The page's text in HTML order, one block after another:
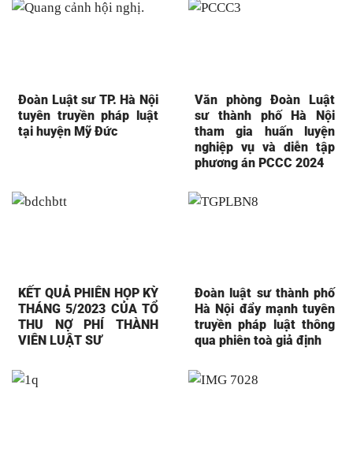
Đoàn Luật sư TP. Hà Nội
tuyên truyền pháp luật
tại huyện Mỹ Đức
Văn phòng Đoàn Luật
sư thành phố Hà Nội
tham gia huấn luyện
nghiệp vụ và diễn tập
phương án PCCC 2024
KẾT QUẢ PHIÊN HỌP KỲ
THÁNG 5/2023 CỦA TỔ
THU NỢ PHÍ THÀNH
VIÊN LUẬT SƯ
Đoàn luật sư thành phố
Hà Nội đẩy mạnh tuyên
truyền pháp luật thông
qua phiên toà giả định